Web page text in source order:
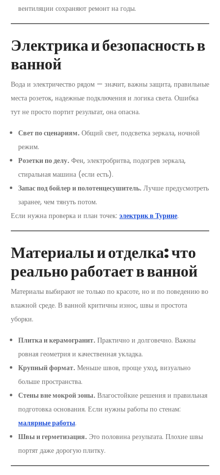
вентиляции сохраняют ремонт на годы.
Электрика и безопасность в
ванной
Вода и электричество рядом — значит, важны защита, правильные
места розеток, надежные подключения и логика света. Ошибка
тут не просто портит результат, она опасна.
Свет по сценариям. Общий свет, подсветка зеркала, ночной
режим.
Розетки по делу. Фен, электробритва, подогрев зеркала,
стиральная машина (если есть).
Запас под бойлер и полотенцесушитель. Лучше предусмотреть
заранее, чем тянуть потом.
Если нужна проверка и план точек: электрик в Турине.
Материалы и отделка: что
реально работает в ванной
Материалы выбирают не только по красоте, но и по поведению во
влажной среде. В ванной критичны износ, швы и простота
уборки.
Плитка и керамогранит. Практично и долговечно. Важны
ровная геометрия и качественная укладка.
Крупный формат. Меньше швов, проще уход, визуально
больше пространства.
Стены вне мокрой зоны. Влагостойкие решения и правильная
подготовка основания. Если нужны работы по стенам:
малярные работы.
Швы и герметизация. Это половина результата. Плохие швы
портят даже дорогую плитку.